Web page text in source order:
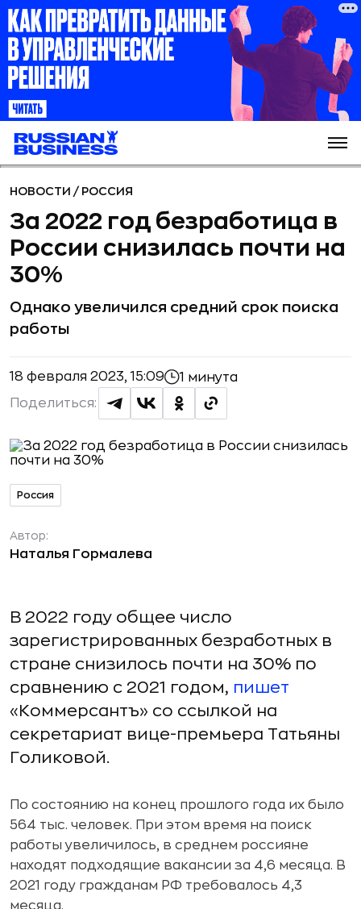
НОВОСТИ / РОССИЯ
За 2022 год безработица в
России снизилась почти на
30%
Однако увеличился средний срок поиска
работы
18 февраля 2023, 15:09 1 минута
Поделиться:
Россия
Автор:
Наталья Гормалева
В 2022 году общее число
зарегистрированных безработных в
стране снизилось почти на 30% по
сравнению с 2021 годом, пишет
«Коммерсантъ» со ссылкой на
секретариат вице-премьера Татьяны
Голиковой.
По состоянию на конец прошлого года их было
564 тыс. человек. При этом время на поиск
работы увеличилось, в среднем россияне
находят подходящие вакансии за 4,6 месяца. В
2021 году гражданам РФ требовалось 4,3
месяца.